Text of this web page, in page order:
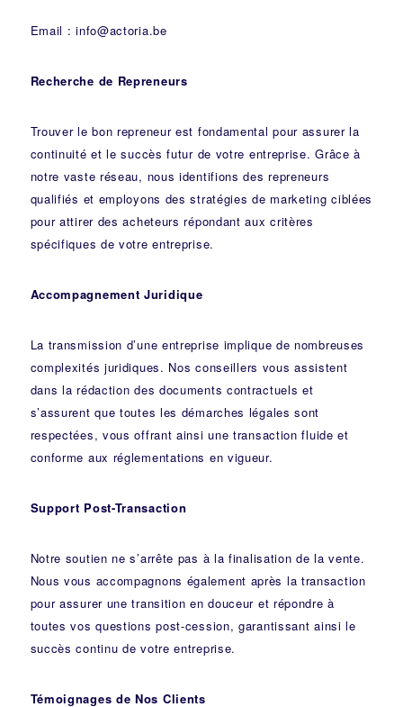
Email : info@actoria.be
Recherche de Repreneurs
Trouver le bon repreneur est fondamental pour assurer la
continuité et le succès futur de votre entreprise. Grâce à
notre vaste réseau, nous identifions des repreneurs
qualifiés et employons des stratégies de marketing ciblées
pour attirer des acheteurs répondant aux critères
spécifiques de votre entreprise.
Accompagnement Juridique
La transmission d’une entreprise implique de nombreuses
complexités juridiques. Nosconseillers vous assistent
dans la rédaction des documents contractuels et
s’assurent que toutes les démarches légales sont
respectées, vous offrant ainsi une transaction fluide et
conforme aux réglementations en vigueur.
Support Post-Transaction
Notre soutien ne s’arrête pas à la finalisation de la vente.
Nous vous accompagnons également après la transaction
pour assurer une transition en douceur et répondre à
toutes vos questions post-cession, garantissant ainsi le
succès continu de votre entreprise.
Témoignages de Nos Clients